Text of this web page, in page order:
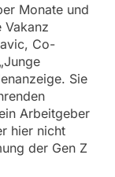
Monate und
Vakanz
Co-
Sie
Arbeitgeber
hier nicht
der Gen Z